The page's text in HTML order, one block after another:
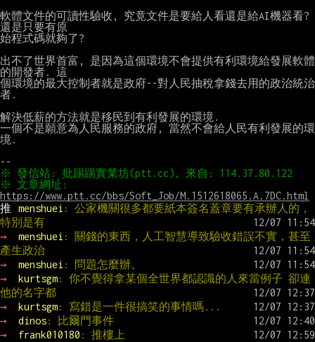
軟體文件的可讀性驗收, 究竟文件是要給人看還是給AI機器看?
還是只要有原
始程式碼就夠了?
出不了世界首富, 是因為這個環境不會提供有利環境給發展軟體
的開發者. 這
個環境的最大控制者就是政府--對人民抽稅拿錢去用的政治統治
者.
解決低薪的方法就是移民到有利發展的環境.
一個不是願意為人民服務的政府, 當然不會給人民有利發展的環
境.
https://www.ptt.cc/bbs/Soft_Job/M.1512618065.A.7DC.html
推
menshuei : 公家機關很多都要紙本簽名蓋章要有承辦人的，
特別是有
→
menshuei : 關錢的東西，人工智慧導致驗收錯誤不實，甚至
產生政治
→
menshuei : 問題怎麼辦。
→
kurtsgm: 你不覺得拿某個全世界都認識的人來當例子 卻連
他的名字都
→
kurtsgm: 寫錯是一件很搞笑的事情嗎...
→
dinos: 比爾門事件
→
frank010180 : 推樓上